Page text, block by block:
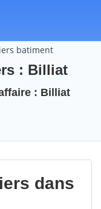
batiment
: Billiat
: Billiat
dans